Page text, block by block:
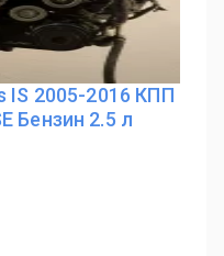
IS 2005-2016 КПП
Бензин 2.5 л